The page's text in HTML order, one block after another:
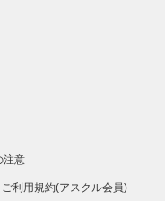
注意
ご利用規約(アスクル会員)